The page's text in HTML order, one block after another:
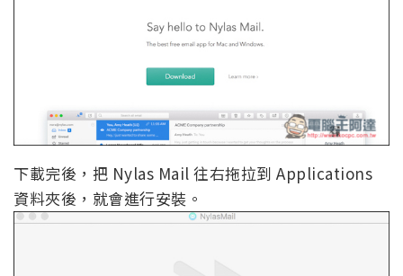
下載完後，把 Nylas Mail 往右拖拉到 Applications
資料夾後，就會進行安裝。